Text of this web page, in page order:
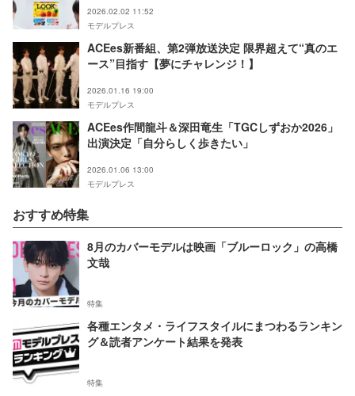
2026.02.02 11:52
モデルプレス
ACEes新番組、第2弾放送決定 限界超えて“真のエ
ース”目指す【夢にチャレンジ！】
2026.01.16 19:00
モデルプレス
ACEes作間龍斗＆深田竜生「TGCしずおか2026」
出演決定「⾃分らしく歩きたい」
2026.01.06 13:00
モデルプレス
おすすめ特集
8月のカバーモデルは映画「ブルーロック」の高橋
文哉
特集
各種エンタメ・ライフスタイルにまつわるランキン
グ＆読者アンケート結果を発表
特集